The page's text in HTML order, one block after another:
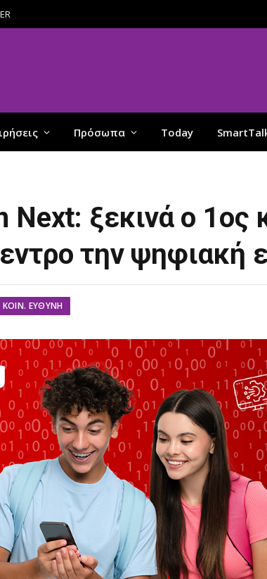
Πρόσωπα Today
Next: ξεκινά ο 1ος
την ψηφιακή
ΚΟΙΝ. ΕΥΘΎΝΗ